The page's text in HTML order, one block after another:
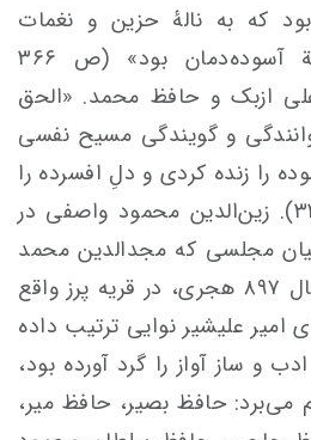
بود که به نالۀ حزین و نغمات
سِحرآفرینْ داغ‌نِهِ سینة آسوده‌دمان بود» (ص ۳۶۶
ازبک و حافظ محمد. «الحق
و گویندگی مسیح‌ نفسی
را زنده کردی و دلِ افسرده را
چنان گرم و ...» (ص۳۲۹). زین‌الدین محمود واصفی در
بیان مجلسی که مجدالدین محمد
مشهور به میرکلان در سال ۸۹۷ هجری، در قریه پرز واقع
امیر علیشیر نوایی ترتیب داده
و ساز آواز را گرد آورده بود،
حافظ بصیر، حافظ میر،